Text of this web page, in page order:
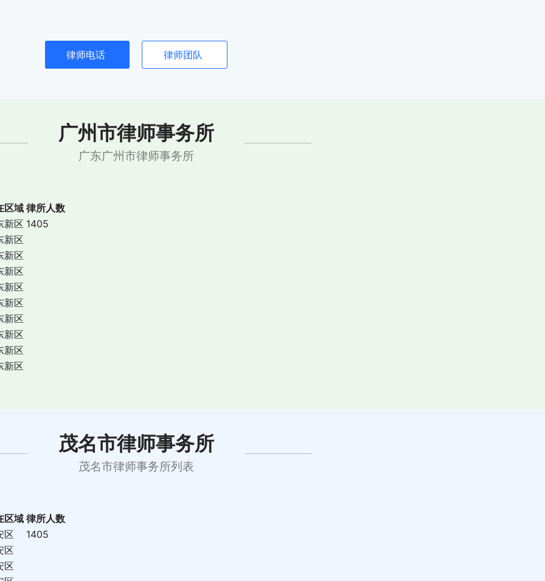
律师电话 律师团队
广州市律师事务所
广东广州市律师事务所
区域 律所人数
新区 1405
新区
新区
新区
新区
新区
新区
新区
新区
新区
茂名市律师事务所
茂名市律师事务所列表
区域 律所人数
区
1405
区
区